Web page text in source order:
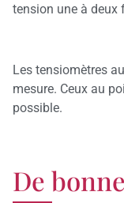
tension une à deux
Les tensiomètres
mesure. Ceux au
possible.
De